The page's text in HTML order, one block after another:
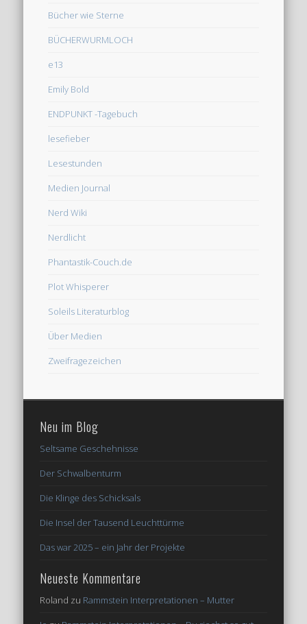
Bücher wie Sterne
BÜCHERWURMLOCH
e13
Emily Bold
ENDPUNKT -Tagebuch
lesefieber
Lesestunden
Medien Journal
Nerd Wiki
Nerdlicht
Phantastik-Couch.de
Plot Whisperer
Soleils Literaturblog
Über Medien
Zweifragezeichen
Neu im Blog
Seltsame Geschehnisse
Der Schwalbenturm
Die Klinge des Schicksals
Die Insel der Tausend Leuchttürme
Das war 2025 – ein Jahr der Projekte
Neueste Kommentare
Roland zu Rammstein Interpretationen – Mutter